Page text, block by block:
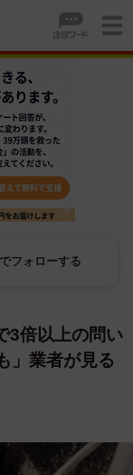
フォローする
3倍以上の問い
」業者が見る